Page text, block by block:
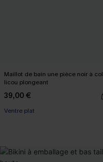
Maillot de bain une pièce noir à col
licou plongeant
39,00 €
Ventre plat